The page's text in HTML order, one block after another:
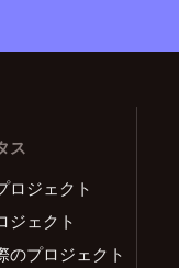
ス
ロジェクト
ジェクト
のプロジェクト